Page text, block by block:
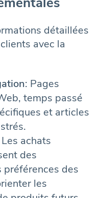
détaillées
avec la
: Pages
temps passé
et articles
Les achats
des
des
les